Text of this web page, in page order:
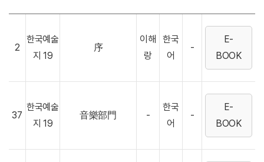
2
한국예술
지 19
序
이해
랑
한국
어
-
E-
BOOK
37
한국예술
지 19
音樂部門 -
한국
어
-
E-
BOOK